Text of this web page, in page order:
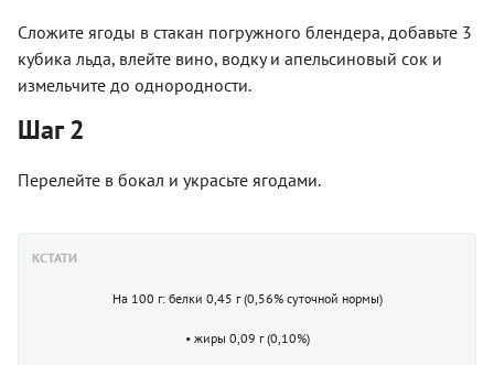
Сложите ягоды в стакан погружного блендера, добавьте 3
кубика льда, влейте вино, водку и апельсиновый сок и
измельчите до однородности.
Шаг 2
Перелейте в бокал и украсьте ягодами.
КСТАТИ
На 100 г: белки 0,45 г (0,56% суточной нормы)
• жиры 0,09 г (0,10%)